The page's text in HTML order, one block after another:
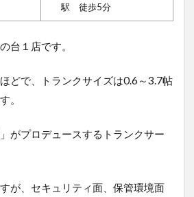
駅 徒歩5分
台１店です。
どで、トランクサイズは0.6～3.7帖
。
がプロデュースするトランクサー
が、セキュリティ面、保管環境面